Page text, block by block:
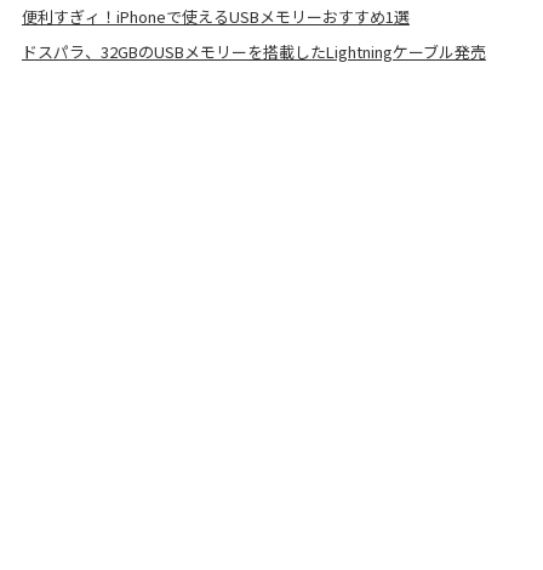
便利すぎィ！iPhoneで使えるUSBメモリーおすすめ1選
ドスパラ、32GBのUSBメモリーを搭載したLightningケーブル発売